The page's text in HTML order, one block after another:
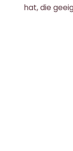
hat, die